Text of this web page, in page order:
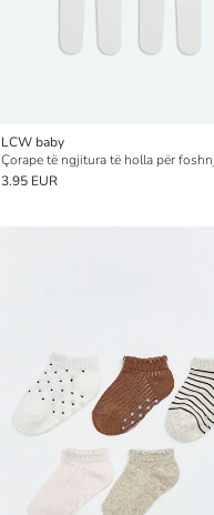
LCW baby
3.95 EUR